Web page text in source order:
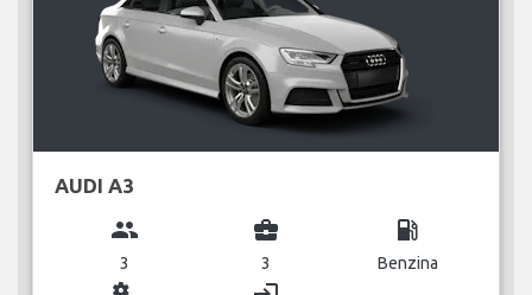
AUDI A3
group
3
business_center
3
local_gas_station
Benzina